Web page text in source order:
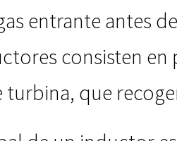
entrante antes
consisten en
turbina, que